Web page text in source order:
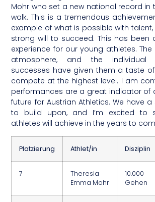
Mohr who set a new national record in
walk. This is a tremendous
example of what is possible with
strong will to succeed. This has been
experience for our young athletes.
atmosphere, and the individual
successes have given them a taste
compete at the highest level. I am
performances are a great indicator of
future for Austrian Athletics. We have
to build upon, and I’m excited to
athletes will achieve in the years to
Platzierung Athlet/in Disziplin
7
Theresia
Emma Mohr
Gehen